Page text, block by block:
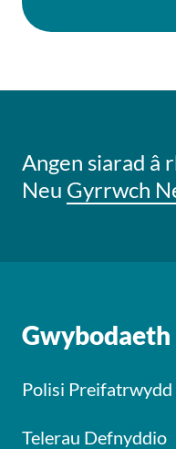
Angen siarad â
Neu Gyrrwch
Gwybodaeth
Polisi Preifatrwydd
Telerau Defnyddio